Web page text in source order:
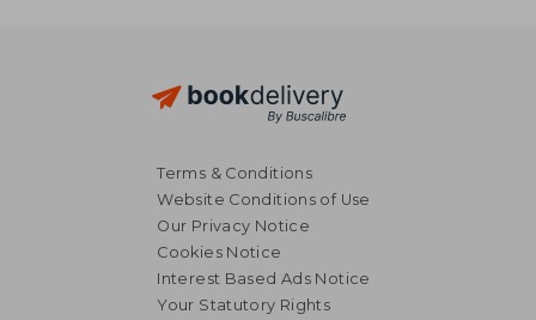
Terms & Conditions
Website Conditions of Use
Our Privacy Notice
Cookies Notice
Interest Based Ads Notice
Your Statutory Rights